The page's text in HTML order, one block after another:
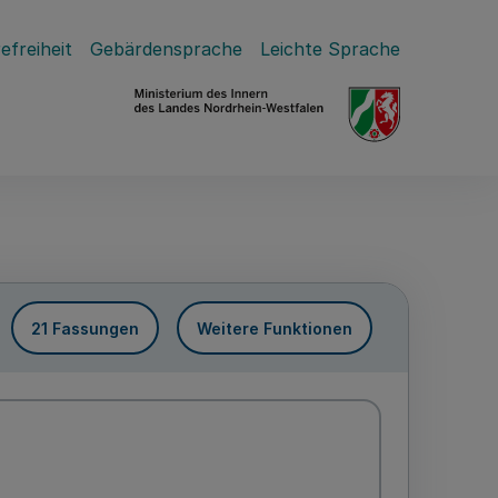
Gebärdensprache Leichte Sprache
21 Fassungen Weitere Funktionen